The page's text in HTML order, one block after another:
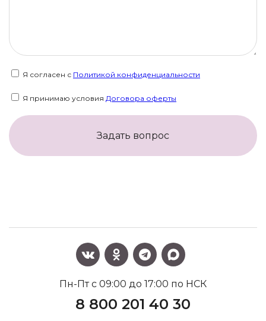
Я согласен с Политикой конфиденциальности
Я принимаю условия Договора оферты
Задать вопрос
Пн-Пт с 09:00 до 17:00 по НСК
8 800 201 40 30